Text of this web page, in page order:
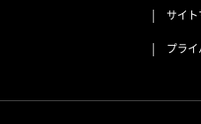
サイ
プラ